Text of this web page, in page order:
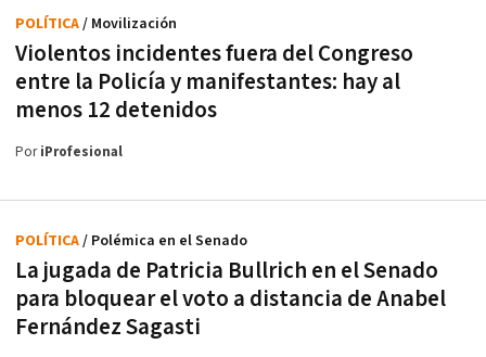
Violentos incidentes fuera del Congreso
entre la Policía y manifestantes: hay al
menos 12 detenidos
POLÍTICA/ Movilización
PoriProfesional
La jugada de Patricia Bullrich en el Senado
para bloquear el voto a distancia de Anabel
Fernández Sagasti
POLÍTICA/ Polémica en el Senado